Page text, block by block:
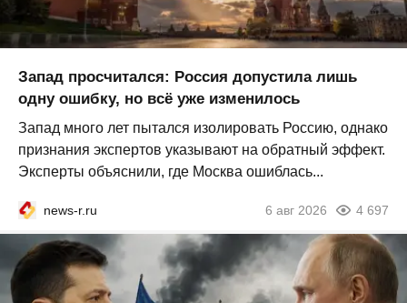
Запад просчитался: Россия допустила лишь
одну ошибку, но всё уже изменилось
Запад много лет пытался изолировать Россию, однако
признания экспертов указывают на обратный эффект.
Эксперты объяснили, где Москва ошиблась...
news-r.ru 6 авг 2026 4 697